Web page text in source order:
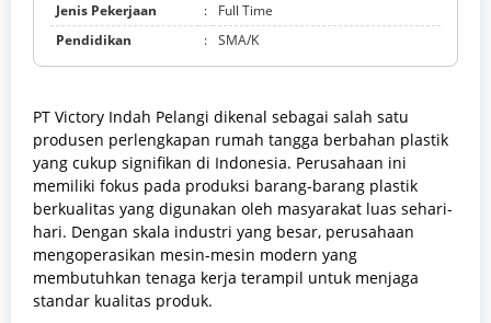
Jenis Pekerjaan
:
Full Time
Pendidikan
: SMA/K
PT Victory Indah Pelangi dikenal sebagai salah satu
produsen perlengkapan rumah tangga berbahan plastik
yang cukup signifikan di Indonesia. Perusahaan ini
memiliki fokus pada produksi barang-barang plastik
berkualitas yang digunakan oleh masyarakat luas sehari-
hari. Dengan skala industri yang besar, perusahaan
mengoperasikan mesin-mesin modern yang
membutuhkan tenaga kerja terampil untuk menjaga
standar kualitas produk.